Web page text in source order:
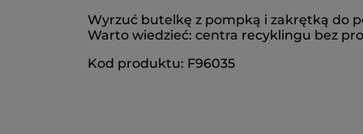
Wyrzuć butelkę z pompką i zakrętką do
Warto wiedzieć: centra recyklingu bez
Kod produktu: F96035